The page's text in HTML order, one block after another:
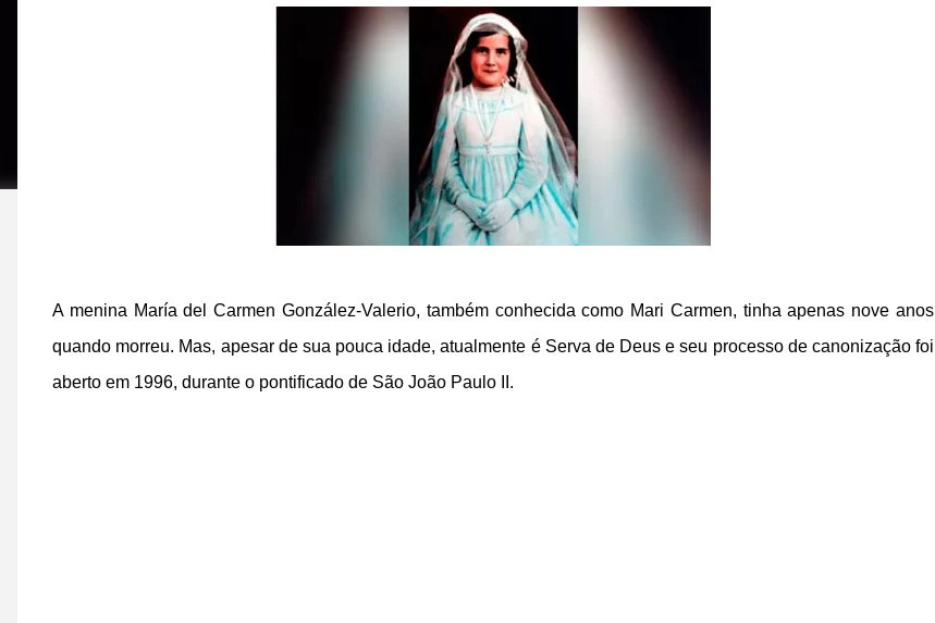
A menina María del Carmen González-Valerio, também conhecida como Mari Carmen, tinha apenas nove anos
quando morreu. Mas, apesar de sua pouca idade, atualmente é Serva de Deus e seu processo de canonização foi
aberto em 1996, durante o pontificado de São João Paulo II.